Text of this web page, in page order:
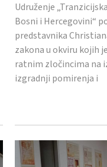
Udruženje
Bosni i Hercegovini“
predstavnika
zakona u okviru kojih
ratnim zločincima na
izgradnji pomirenja i